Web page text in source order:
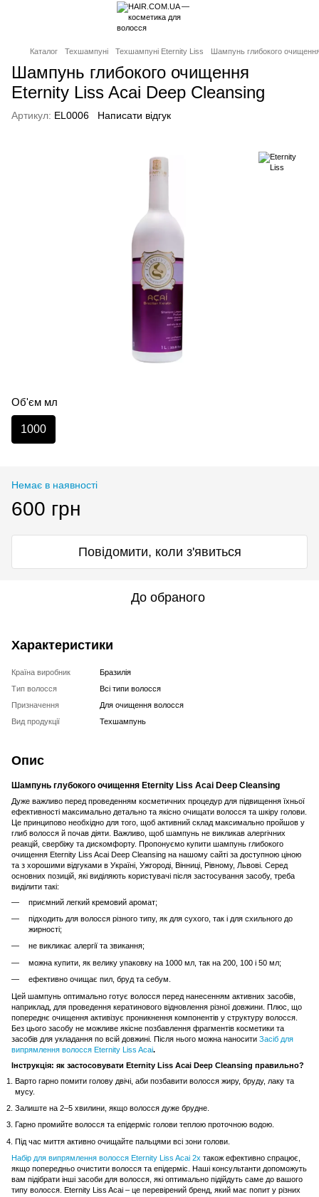
Каталог Техшампуні Техшампуні Eternity Liss Шампунь глибокого
Шампунь глибокого очищення
Eternity Liss Acai Deep Cleansing
Артикул: EL0006 Написати відгук
Об'єм мл
1000
Немає в наявності
600 грн
Повідомити, коли з'явиться
До обраного
Характеристики
Країна виробник
Бразилія
Тип волосся
Всі типи волосся
Призначення
Для очищення волосся
Вид продукції
Техшампунь
Опис
Шампунь глубокого очищення Eternity Liss Acai Deep Cleansing
Дуже важливо перед проведенням косметичних процедур для підвищення їхньої
ефективності максимально детально та якісно очищати волосся та шкіру голови.
Це принципово необхідно для того, щоб активний склад максимально пройшов у
глиб волосся й почав діяти. Важливо, щоб шампунь не викликав алергічних
реакцій, свербіжу та дискомфорту. Пропонуємо купити шампунь глибокого
очищення Eternity Liss Acai Deep Cleansing на нашому сайті за доступною ціною
та з хорошими відгуками в Україні, Ужгороді, Вінниці, Рівному, Львові. Серед
основних позицій, які виділяють користувачі після застосування засобу, треба
виділити такі:
приємний легкий кремовий аромат;
підходить для волосся різного типу, як для сухого, так і для схильного до
жирності;
не викликає алергії та звикання;
можна купити, як велику упаковку на 1000 мл, так на 200, 100 і 50 мл;
ефективно очищає пил, бруд та себум.
Цей шампунь оптимально готує волосся перед нанесенням активних засобів,
наприклад, для проведення кератинового відновлення різної довжини. Плюс, що
попереднє очищення активізує проникнення компонентів у структуру волосся.
Без цього засобу не можливе якісне позбавлення фрагментів косметики та
засобів для укладання по всій довжині. Після нього можна наносити Засіб для
випрямлення волосся Eternity Liss Acai.
Інструкція: як застосовувати Eternity Liss Acai Deep Cleansing правильно?
Варто гарно помити голову двічі, аби позбавити волосся жиру, бруду, лаку та
мусу.
Залиште на 2–5 хвилини, якщо волосся дуже брудне.
Гарно промийте волосся та епідерміс голови теплою проточною водою.
Під час миття активно очищайте пальцями всі зони голови.
Набір для випрямлення волосся Eternity Liss Acai 2x також ефективно спрацює,
якщо попередньо очистити волосся та епідерміс. Наші консультанти допоможуть
вам підібрати інші засоби для волосся, які оптимально підійдуть саме до вашого
типу волосся. Eternity Liss Acai – це перевірений бренд, який має попит у різних